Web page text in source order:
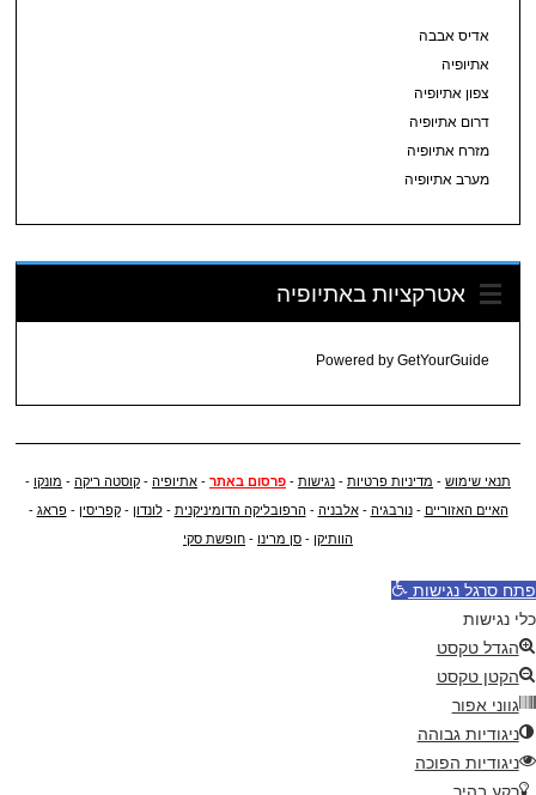
אדיס אבבה
אתיופיה
צפון אתיופיה
דרום אתיופיה
מזרח אתיופיה
מערב אתיופיה
אטרקציות באתיופיה
Powered by GetYourGuide
תנאי שימוש - מדיניות פרטיות - נגישות - פרסום באתר - אתיופיה - קוסטה ריקה - מונקו -
האיים האזוריים -נורבגיה -אלבניה -הרפובליקה הדומיניקנית -לונדון -קפריסין -פראג -
הוותיקן - סן מרינו - חופשת סקי
פתח סרגל נגישות
כלי נגישות
הגדל טקסט
הקטן טקסט
גווני אפור
ניגודיות גבוהה
ניגודיות הפוכה